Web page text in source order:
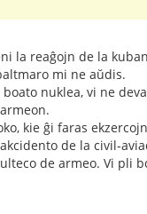
la reaĝojn de la
mi ne aŭdis.
nuklea, vi ne
kie ĝi faras
de la civil-
de armeo. Vi pli